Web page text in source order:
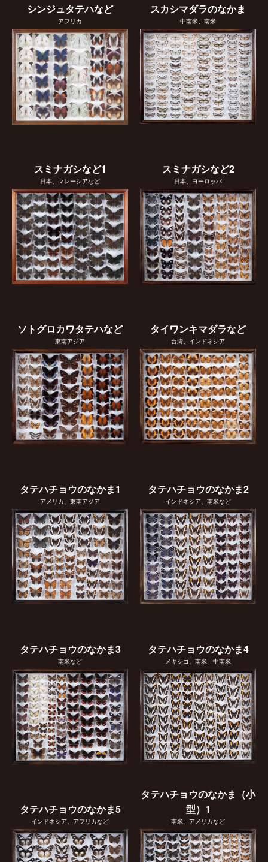
シンジュタテハなど
アフリカ
スカシマダラのなかま
中南米、南米
スミナガシなど1
日本、マレーシアなど
スミナガシなど2
日本、ヨーロッパ
ソトグロカワタテハなど
東南アジア
タイワンキマダラなど
台湾、インドネシア
タテハチョウのなかま1
アメリカ、東南アジア
タテハチョウのなかま2
インドネシア、南米など
タテハチョウのなかま3
南米など
タテハチョウのなかま4
メキシコ、南米、中南米
タテハチョウのなかま5
インドネシア、アフリカなど
タテハチョウのなかま（小
型）1
南米、アメリカなど